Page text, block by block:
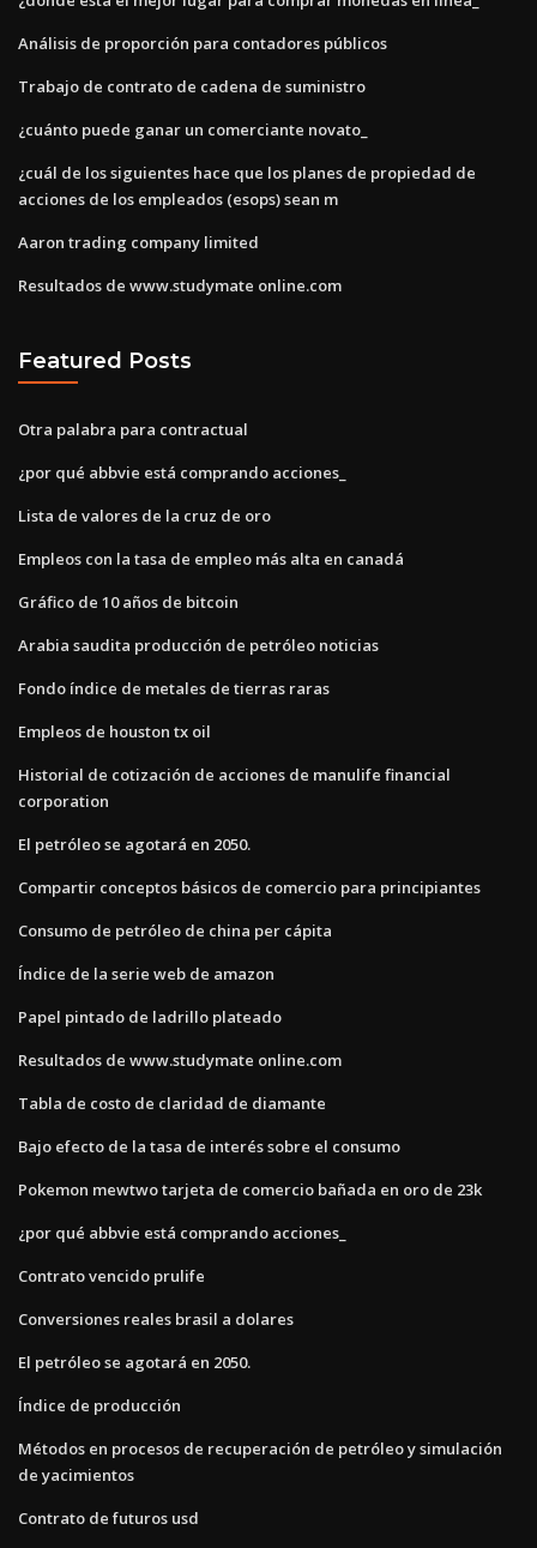
Análisis de proporción para contadores públicos
Trabajo de contrato de cadena de suministro
¿cuánto puede ganar un comerciante novato_
¿cuál de los siguientes hace que los planes de propiedad de
acciones de los empleados (esops) sean m
Aaron trading company limited
Resultados de www.studymate online.com
Featured Posts
Otra palabra para contractual
¿por qué abbvie está comprando acciones_
Lista de valores de la cruz de oro
Empleos con la tasa de empleo más alta en canadá
Gráfico de 10 años de bitcoin
Arabia saudita producción de petróleo noticias
Fondo índice de metales de tierras raras
Empleos de houston tx oil
Historial de cotización de acciones de manulife financial
corporation
El petróleo se agotará en 2050.
Compartir conceptos básicos de comercio para principiantes
Consumo de petróleo de china per cápita
Índice de la serie web de amazon
Papel pintado de ladrillo plateado
Resultados de www.studymate online.com
Tabla de costo de claridad de diamante
Bajo efecto de la tasa de interés sobre el consumo
Pokemon mewtwo tarjeta de comercio bañada en oro de 23k
¿por qué abbvie está comprando acciones_
Contrato vencido prulife
Conversiones reales brasil a dolares
El petróleo se agotará en 2050.
Índice de producción
Métodos en procesos de recuperación de petróleo y simulación
de yacimientos
Contrato de futuros usd